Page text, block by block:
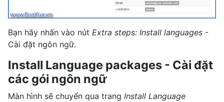
Bạn hãy nhấn vào nút Extra steps: Install languages -
Cài đặt ngôn ngữ.
Install Language packages - Cài đặt
các gói ngôn ngữ
Màn hình sẽ chuyển qua trang Install Language